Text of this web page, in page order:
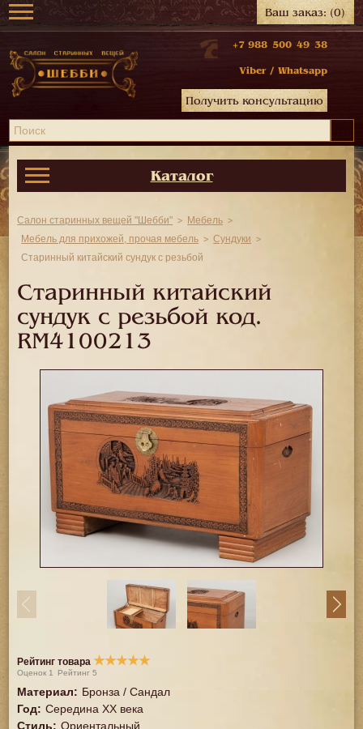
Ваш заказ:(0)
+7 988 500 49 38
Viber / Whatsapp
Получить консультацию
Каталог
Салон старинных вещей "Шебби"
Мебель
Мебель для прихожей, прочая мебель
Сундуки
Старинный китайский сундук с резьбой
Старинный китайский
сундук с резьбой код.
RM4100213
Рейтинг товара ★★★★★
Оценок 1 Рейтинг5
Материал: Бронза / Сандал
Год: Середина XX векa
Стиль: Ориентальный